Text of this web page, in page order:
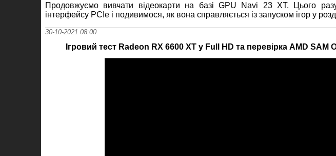
Продовжуємо вивчати відеокарти на базі GPU Navi 23 XT. Цього
інтерфейсу PCIe і подивимося, як вона справляється із запуском ігор у
30-10-2021 08:00
Ігровий тест Radeon RX 6600 XT у Full HD та перевірка AMD SAM